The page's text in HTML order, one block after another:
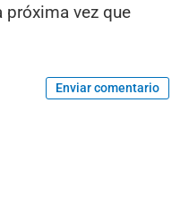
próxima vez que
Enviar comentario